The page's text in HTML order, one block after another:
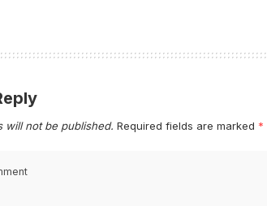
will not be published. Required fields are marked *